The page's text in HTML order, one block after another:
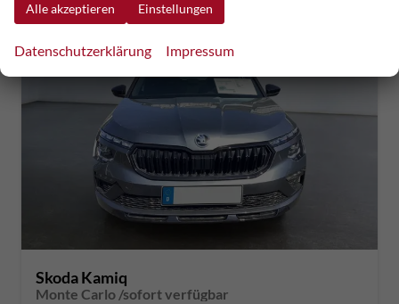
Skoda Kamiq
Monte Carlo /sofort verfügbar
Alle akzeptieren Einstellungen
Datenschutzerklärung Impressum